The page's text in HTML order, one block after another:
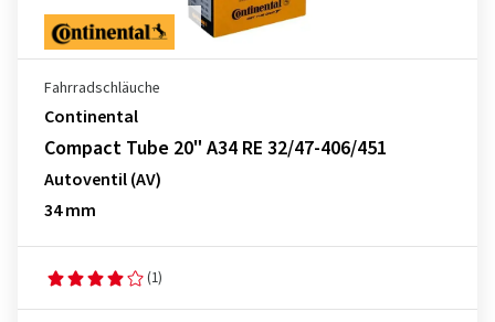
Fahrradschläuche
Continental
Compact Tube 20" A34 RE 32/47-406/451
Autoventil (AV)
34 mm
(1)